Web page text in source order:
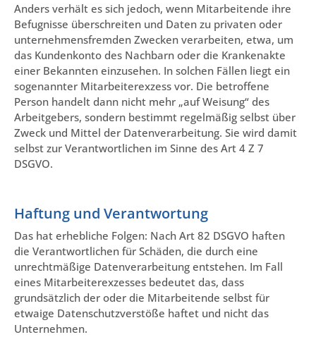
Anders verhält es sich jedoch, wenn Mitarbeitende ihre
Befugnisse überschreiten und Daten zu privaten oder
unternehmensfremden Zwecken verarbeiten, etwa, um
das Kundenkonto des Nachbarn oder die Krankenakte
einer Bekannten einzusehen. In solchen Fällen liegt ein
sogenannter Mitarbeiterexzess vor. Die betroffene
Person handelt dann nicht mehr „auf Weisung“ des
Arbeitgebers, sondern bestimmt regelmäßig selbst über
Zweck und Mittel der Datenverarbeitung. Sie wird damit
selbst zur Verantwortlichen im Sinne des Art 4 Z 7
DSGVO.
Haftung und Verantwortung
Das hat erhebliche Folgen: Nach Art 82 DSGVO haften
die Verantwortlichen für Schäden, die durch eine
unrechtmäßige Datenverarbeitung entstehen. Im Fall
eines Mitarbeiterexzesses bedeutet das, dass
grundsätzlich der oder die Mitarbeitende selbst für
etwaige Datenschutzverstöße haftet und nicht das
Unternehmen.